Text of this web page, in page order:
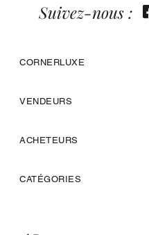
CORNERLUXE
VENDEURS
ACHETEURS
CATÉGORIES
Suivez-nous :